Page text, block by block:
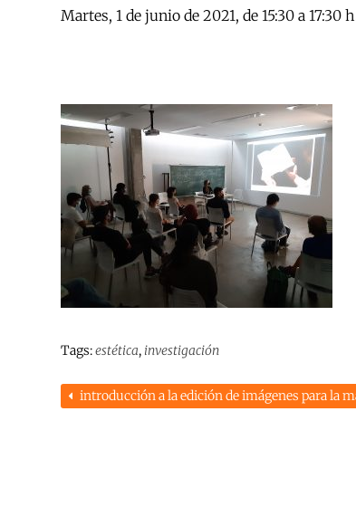
Martes, 1 de junio de 2021, de 15:30 a 17:30
Tags:estética, investigación
introducción a la edición de imágenes para la